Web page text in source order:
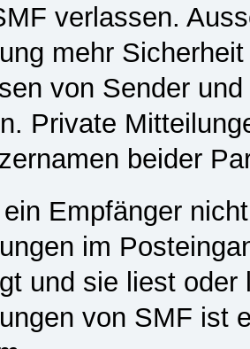
verlassen.
mehr
von Sender
Private
beider
Empfänger
im
und sie liest
von SMF ist